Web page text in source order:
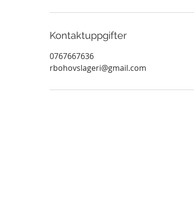
Kontaktuppgifter
0767667636
rbohovslageri@gmail.com